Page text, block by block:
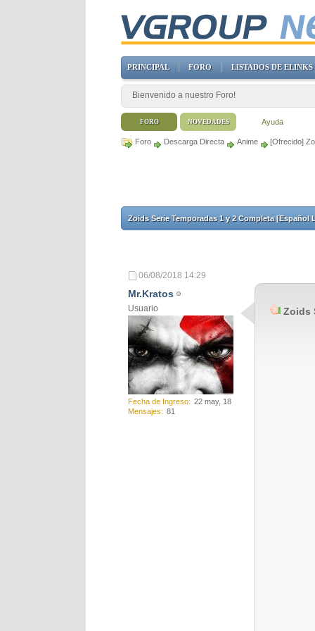
Foro Descarga Directa Anime [Ofrecido]
Zoids Serie Temporadas 1 y 2 Completa [Español
06/08/2018 14:29
Mr.Kratos
Usuario
Fecha de Ingreso
22 may, 18
Mensajes
81
Zoids
PRINCIPAL FORO LISTADOS DE ELINKS
Bienvenido a nuestro Foro!
FORO Ayuda
NOVEDADES